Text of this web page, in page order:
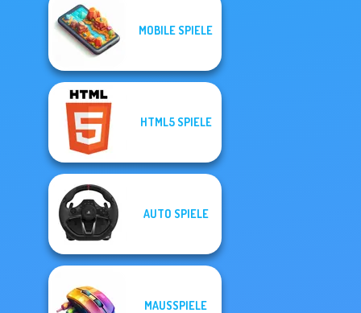
MOBILE SPIELE
HTML5 SPIELE
AUTO SPIELE
MAUSSPIELE